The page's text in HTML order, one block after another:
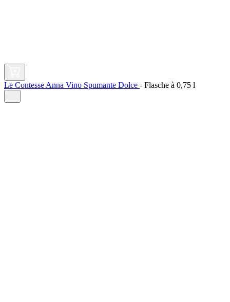
Le Contesse Anna Vino Spumante Dolce - Flasche à 0,75 l